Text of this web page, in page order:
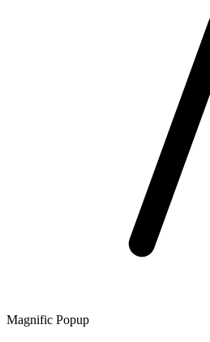
Magnific Popup